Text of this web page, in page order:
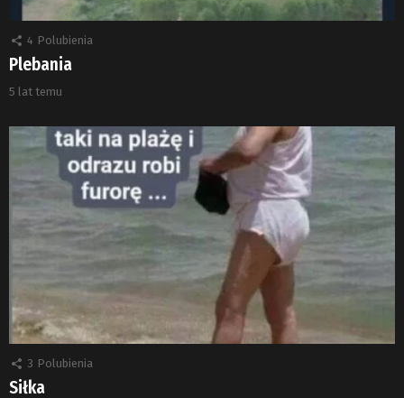
4 Polubienia
Plebania
5 lat temu
3 Polubienia
Siłka